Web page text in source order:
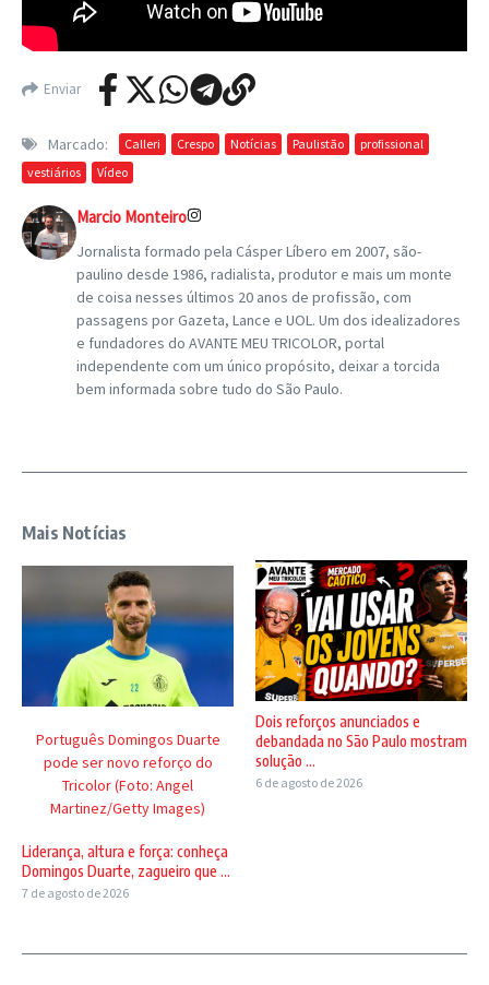
Enviar
Marcado: Calleri Crespo Notícias Paulistão
profissional
vestiários
Vídeo
Marcio Monteiro
Jornalista formado pela Cásper Líbero em 2007, são-
paulino desde 1986, radialista, produtor e mais um monte
de coisa nesses últimos 20 anos de profissão, com
passagens por Gazeta, Lance e UOL. Um dos idealizadores
e fundadores do AVANTE MEU TRICOLOR, portal
independente com um único propósito, deixar a torcida
bem informada sobre tudo do São Paulo.
Mais Notícias
Português Domingos Duarte
pode ser novo reforço do
Tricolor (Foto: Angel
Martinez/Getty Images)
Liderança, altura e força: conheça
Domingos Duarte, zagueiro que ...
7 de agosto de 2026
Dois reforços anunciados e
debandada no São Paulo mostram
solução ...
6 de agosto de 2026